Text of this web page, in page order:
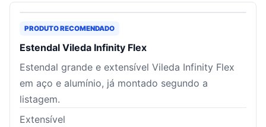
PRODUTO RECOMENDADO
Estendal Vileda Infinity Flex
Estendal grande e extensível Vileda Infinity Flex
em aço e alumínio, já montado segundo a
listagem.
Extensível